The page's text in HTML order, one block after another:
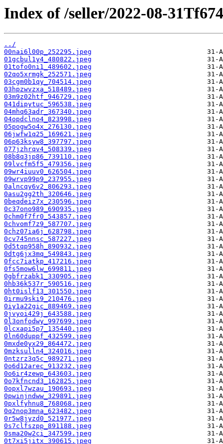
Index of /seller/2022-08-
../
00nai6l00p_252295.jpeg
01gcbul1y4_480822.jpeg
01tofo0ni1_489602.jpeg
02qo5xrmgk_252571.jpeg
03cgm0b1qy_704514.jpeg
03hpzwvzxa_518489.jpeg
03m9z02htf_946729.jpeg
041dipytuc_596538.jpeg
04mhq63adr_367340.jpeg
04opdclno4_823998.jpeg
05pogw5o4x_276130.jpeg
06jwfw1q25_169621.jpeg
06p63ksyw8_397797.jpeg
077jzhrqv4_508339.jpeg
08b8q3jp86_739110.jpeg
09lvcfm5f5_479356.jpeg
09wr4iuuv0_626504.jpeg
09wrvp99p9_237955.jpeg
0alncqy6v2_806293.jpeg
0asu2gg2th_320646.jpeg
0beqdeiz7x_230596.jpeg
0c37ono989_690935.jpeg
0chm0f7fr0_543857.jpeg
0chvomf7z9_587707.jpeg
0chz07ia6j_628798.jpeg
0cv745nnsc_587227.jpeg
0d5tqp958h_890932.jpeg
0dtg6jx3mq_549843.jpeg
0fcc7iatkp_417216.jpeg
0fs5mow6lw_699811.jpeg
0gbfrzabk1_330905.jpeg
0hb36k537r_590516.jpeg
0ht0islf13_301550.jpeg
0irmu9ski9_210476.jpeg
0iy1a22gic_889469.jpeg
0jvyoi429j_643588.jpeg
0l3onfodwy_997699.jpeg
0lcxapi5p7_135440.jpeg
0ln60duppf_432599.jpeg
0mxde0yx29_864472.jpeg
0mzksulln4_324016.jpeg
0ntzrz3q5c_989271.jpeg
0o6d12arec_913232.jpeg
0o6ir4zewp_643603.jpeg
0o7kfncnd3_162825.jpeg
0opxl7wzau_190693.jpeg
0pwinjndww_329891.jpeg
0pxlfyhnu8_768068.jpeg
0q2nop3mna_623482.jpeg
0r5w8jyzd0_521977.jpeg
0s7clfszpp_891188.jpeg
0sma20w2ci_347599.jpeg
0t7xi5jitx_390615.jpeg